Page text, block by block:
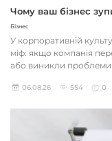
Чому ваш бізнес
Бізнес
У корпоративній
міф: якщо компанія
або виникли проблеми
06.08.26 554 0